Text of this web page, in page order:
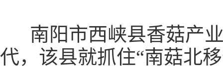
南阳市西峡县香菇产业
代，该县就抓住“南菇北